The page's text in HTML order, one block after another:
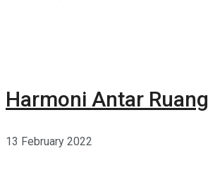
Harmoni Antar Ruang
13 February 2022